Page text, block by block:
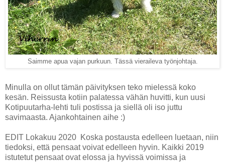
Saimme apua vajan purkuun. Tässä vieraileva työnjohtaja.
Minulla on ollut tämän päivityksen teko mielessä koko
kesän. Reissusta kotiin palatessa vähän huvitti, kun uusi
Kotipuutarha-lehti tuli postissa ja siellä oli iso juttu
savimaasta. Ajankohtainen aihe :)
EDIT Lokakuu 2020 Koska postausta edelleen luetaan, niin
tiedoksi, että pensaat voivat edelleen hyvin. Kaikki 2019
istutetut pensaat ovat elossa ja hyvissä voimissa ja